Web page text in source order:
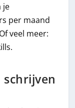
je
per maand
veel meer:
schrijven